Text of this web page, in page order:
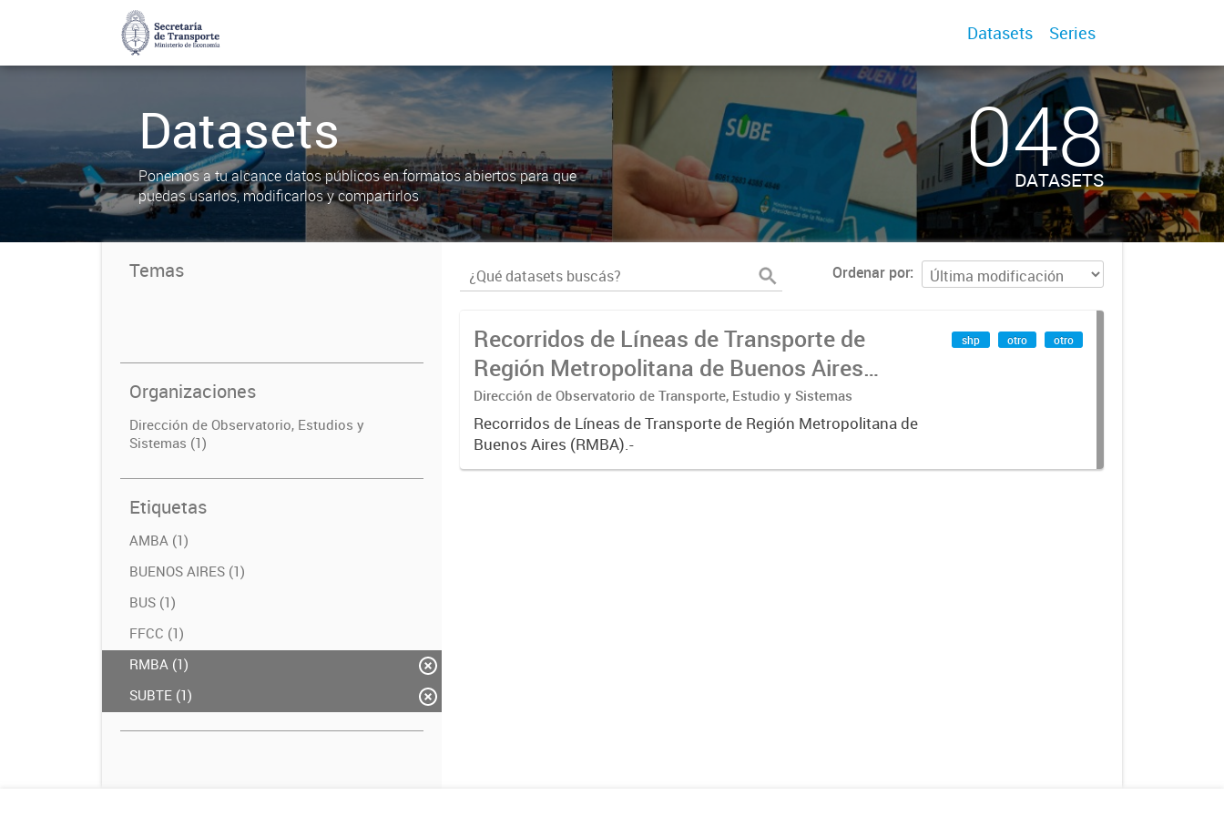
Datasets Series
Datasets
Ponemos a tu alcance datos públicos en formatos abiertos para que
puedas usarlos, modificarlos y compartirlos
048
DATASETS
Temas
Organizaciones
Dirección de Observatorio, Estudios y
Sistemas (1)
Etiquetas
AMBA (1)
BUENOS AIRES (1)
BUS (1)
FFCC (1)
RMBA (1)
SUBTE (1)
Ordenar por
Recorridos de Líneas de Transporte de
Región Metropolitana de Buenos Aires
(RMBA)
Dirección de Observatorio de Transporte, Estudio y Sistemas
Recorridos de Líneas de Transporte de Región Metropolitana de
Buenos Aires (RMBA).-
shp otro otro